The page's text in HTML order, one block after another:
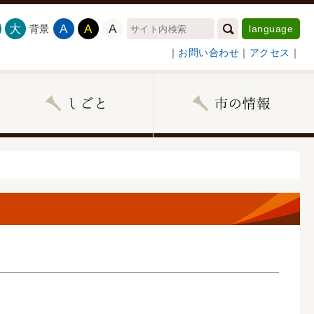
大 背景 A A A language
｜ お問い合わせ ｜ アクセス ｜